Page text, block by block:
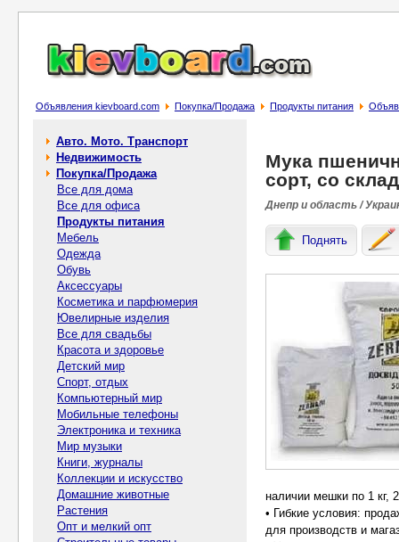
Объявления kievboard.com Покупка/Продажа Продукты питания
Авто. Мото. Транспорт
Недвижимость
Покупка/Продажа
Все для дома
Все для офиса
Продукты питания
Мебель
Одежда
Обувь
Аксессуары
Косметика и парфюмерия
Ювелирные изделия
Все для свадьбы
Красота и здоровье
Детский мир
Спорт, отдых
Компьютерный мир
Мобильные телефоны
Электроника и техника
Мир музыки
Книги, журналы
Коллекции и искусство
Домашние животные
Растения
Опт и мелкий опт
Мука
сорт, со
Днепр и область /
Поднять
наличии мешки по 1 кг,
• Гибкие условия:
для производств и